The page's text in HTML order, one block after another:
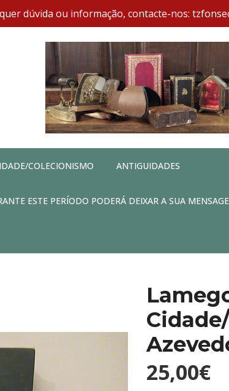
dúvida ou informação, contacte-nos:
COLECIONISMO ANTIGUIDADES
ESTE PERÍODO PODERÁ DEIXAR A SUA
25,00€